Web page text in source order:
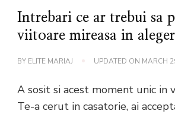
Intrebari ce ar trebui sa
viitoare mireasa in
BY ELITE MARIAJ UPDATED ON MARCH
A sosit si acest moment unic in
Te-a cerut in casatorie, ai